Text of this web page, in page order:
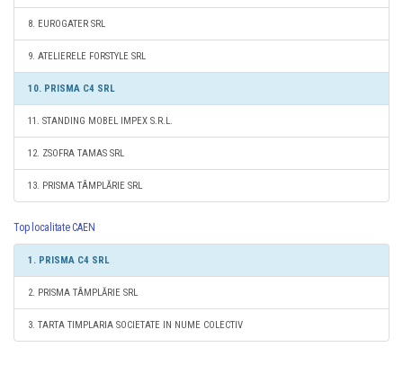
8. EUROGATER SRL
9. ATELIERELE FORSTYLE SRL
10. PRISMA C4 SRL
11. STANDING MOBEL IMPEX S.R.L.
12. ZSOFRA TAMAS SRL
13. PRISMA TÂMPLĂRIE SRL
Top localitate CAEN
1. PRISMA C4 SRL
2. PRISMA TÂMPLĂRIE SRL
3. TARTA TIMPLARIA SOCIETATE IN NUME COLECTIV